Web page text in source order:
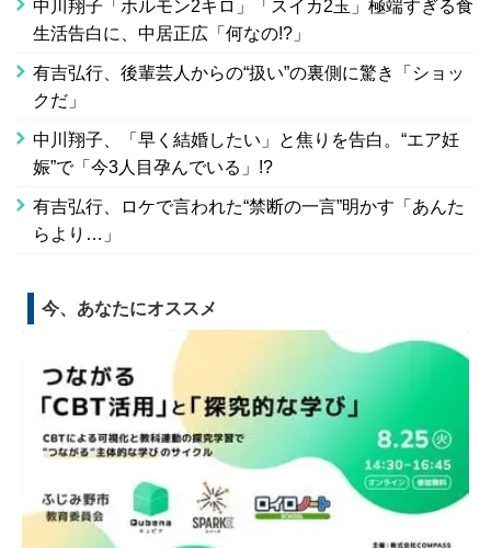
中川翔子「ホルモン2キロ」「スイカ2玉」極端すぎる食
生活告白に、中居正広「何なの!?」
有吉弘行、後輩芸人からの“扱い”の裏側に驚き「ショッ
クだ」
中川翔子、「早く結婚したい」と焦りを告白。“エア妊
娠”で「今3人目孕んでいる」!?
有吉弘行、ロケで言われた“禁断の一言”明かす「あんた
らより…」
今、あなたにオススメ